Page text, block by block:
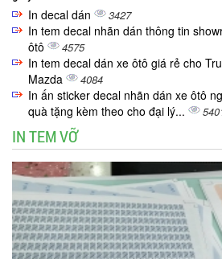
In decal dán 3427
In tem decal nhãn dán thông tin
ôtô
4575
In tem decal dán xe ôtô giá rẻ cho
Mazda
4084
In ấn sticker decal nhãn dán xe ôtô
quà tặng kèm theo cho đại lý...
IN TEM VỠ